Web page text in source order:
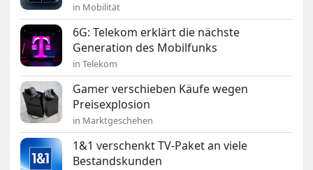
in Mobilität
6G: Telekom erklärt die nächste
Generation des Mobilfunks
in Telekom
Gamer verschieben Käufe wegen
Preisexplosion
in Marktgeschehen
1&1 verschenkt TV-Paket an viele
Bestandskunden